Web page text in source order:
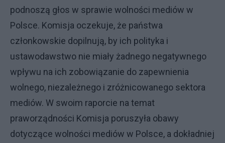
podnoszą głos w sprawie wolności mediów w
Polsce. Komisja oczekuje, że państwa
członkowskie dopilnują, by ich polityka i
ustawodawstwo nie miały żadnego negatywnego
wpływu na ich zobowiązanie do zapewnienia
wolnego, niezależnego i zróżnicowanego sektora
mediów. W swoim raporcie na temat
praworządności Komisja poruszyła obawy
dotyczące wolności mediów w Polsce, a dokładniej